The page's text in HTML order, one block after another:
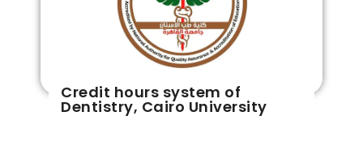
Credit hours system of
Dentistry, Cairo University